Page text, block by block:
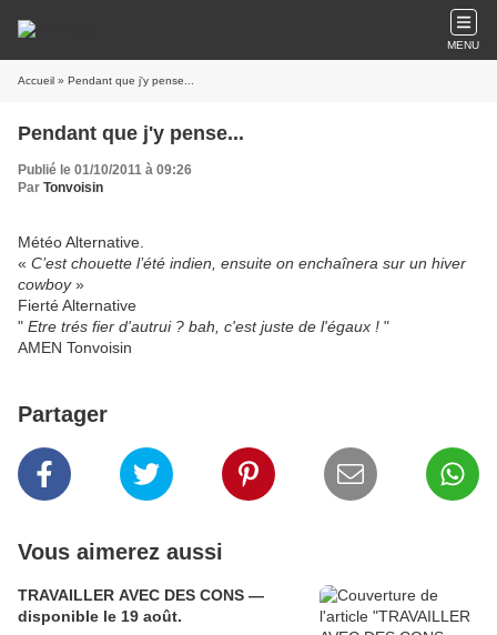
MENU
Accueil » Pendant que j'y pense...
Pendant que j'y pense...
Publié le 01/10/2011 à 09:26
Par Tonvoisin
Météo Alternative.
« C’est chouette l’été indien, ensuite on enchaînera sur un hiver
cowboy»
Fierté Alternative
" Etre trés fier d'autrui ? bah, c'est juste de l'égaux ! "
AMEN Tonvoisin
Partager
Vous aimerez aussi
TRAVAILLER AVEC DES CONS —
disponible le 19 août.